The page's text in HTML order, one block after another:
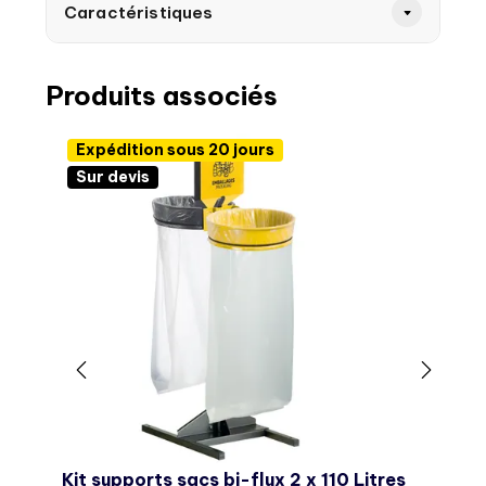
Caractéristiques
Produits associés
Expédition sous 20 jours
Sur devis
Kit supports sacs bi-flux 2 x 110 Litres